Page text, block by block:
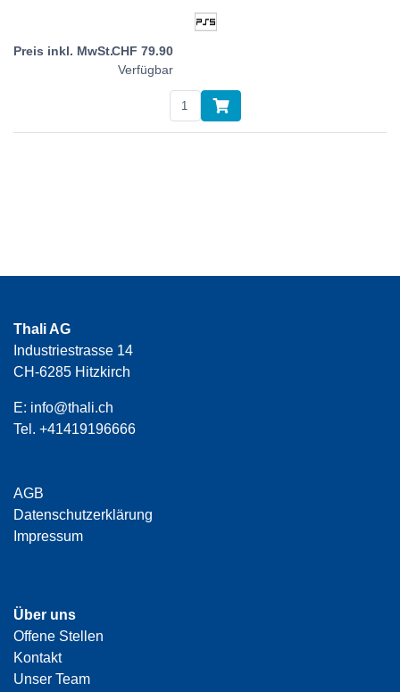
CHF 79.90
Verfügbar
Thali AG
Industriestrasse 14
CH-6285 Hitzkirch
E: info@thali.ch
Tel. +41419196666
AGB
Datenschutzerklärung
Impressum
Über uns
Offene Stellen
Kontakt
Unser Team